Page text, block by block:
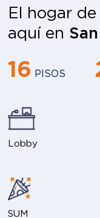
El hogar
aquí en
16 PISOS
Lobby
SUM